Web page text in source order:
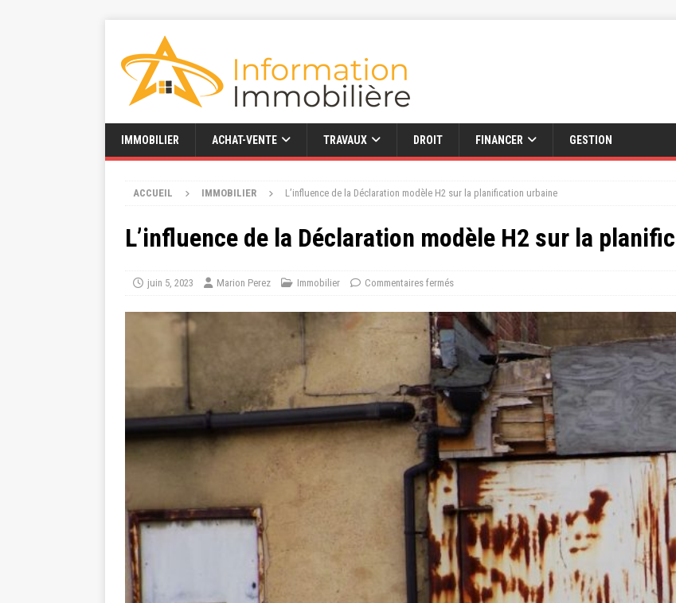
IMMOBILIER ACHAT-VENTE TRAVAUX DROIT FINANCER GESTION
ACCUEIL IMMOBILIER L’influence de la Déclaration modèle H2 sur la planification urbaine
L’influence de la Déclaration modèle H2 sur la
juin 5, 2023 Marion Perez Immobilier Commentaires fermés